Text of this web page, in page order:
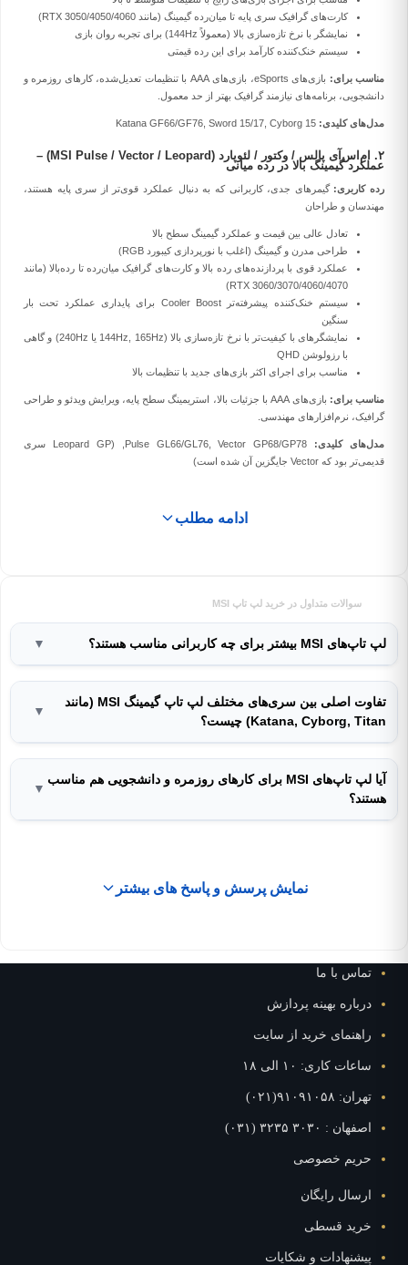
کارت‌های گرافیک سری پایه تا میان‌رده گیمینگ (مانند RTX 3050/4050/4060)
نمایشگر با نرخ تازه‌سازی بالا (معمولاً 144Hz) برای تجربه روان بازی
سیستم خنک‌کننده کارآمد برای این رده قیمتی
مناسب برای:
بازی‌های eSports، بازی‌های AAA با تنظیمات تعدیل‌شده، کارهای روزمره و
دانشجویی، برنامه‌های نیازمند گرافیک بهتر از حد معمول.
مدل‌های کلیدی:
۲. ام‌اس‌آی پالس / وکتور / لئوپارد (MSI Pulse / Vector / Leopard) –
عملکرد گیمینگ بالا در رده میانی
رده کاربری: گیمرهای جدی، کاربرانی که به دنبال عملکرد قوی‌تر از سری پایه هستند،
مهندسان و طراحان
تعادل عالی بین قیمت و عملکرد گیمینگ سطح بالا
طراحی مدرن و گیمینگ (اغلب با نورپردازی کیبورد RGB)
عملکرد قوی با پردازنده‌های رده بالا و کارت‌های گرافیک میان‌رده تا رده‌بالا (مانند
RTX 3060/3070/4060/4070)
سیستم خنک‌کننده پیشرفته‌تر Cooler Boost برای پایداری عملکرد تحت بار
سنگین
نمایشگرهای با کیفیت‌تر با نرخ تازه‌سازی بالا (144Hz, 165Hz یا 240Hz) و گاهی
با رزولوشن QHD
مناسب برای اجرای اکثر بازی‌های جدید با تنظیمات بالا
مناسب برای:
بازی‌های AAA با جزئیات بالا، استریمینگ سطح پایه، ویرایش ویدئو و طراحی
گرافیک، نرم‌افزارهای مهندسی.
مدل‌های کلیدی:
Pulse GL66/GL76, Vector GP68/GP78, (Leopard GP سری
قدیمی‌تر بود که Vector جایگزین آن شده است)
ادامه مطلب
سوالات متداول در خرید لپ تاپ MSI
لپ تاپ‌های MSI بیشتر برای چه کاربرانی مناسب هستند؟ ▼
تفاوت اصلی بین سری‌های مختلف لپ تاپ گیمینگ MSI (مانند
Katana, Cyborg, Titan) چیست؟
▼
آیا لپ تاپ‌های MSI برای کارهای روزمره و دانشجویی هم مناسب
هستند؟
▼
نمایش پرسش و پاسخ های بیشتر
تماس با ما
درباره بهینه پردازش
راهنمای خرید از سایت
ساعات کاری: ۱۰ الی ۱۸
تهران: ۹۱۰۹۱۰۵۸(۰۲۱)
اصفهان : ۳۰۳۰ ۳۲۳۵ (۰۳۱)
حریم خصوصی
ارسال رایگان
خرید قسطی
پیشنهادات و شکایات